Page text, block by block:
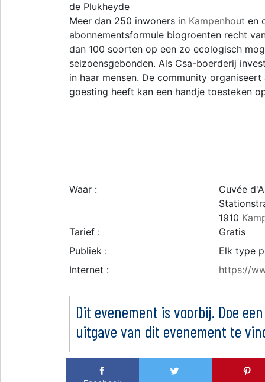
de Plukheyde
Meer dan 250 inwoners in Kampenhout en
abonnementsformule biogroenten recht
dan 100 soorten op een zo ecologisch
seizoensgebonden. Als Csa-boerderij
in haar mensen. De community
goesting heeft kan een handje toesteken
Waar :
Cuvée
1910
Tarief :
Gratis
Publiek :
Elk type
Internet :
https://
Dit evenement is voorbij. Doe
uitgave van dit evenement te